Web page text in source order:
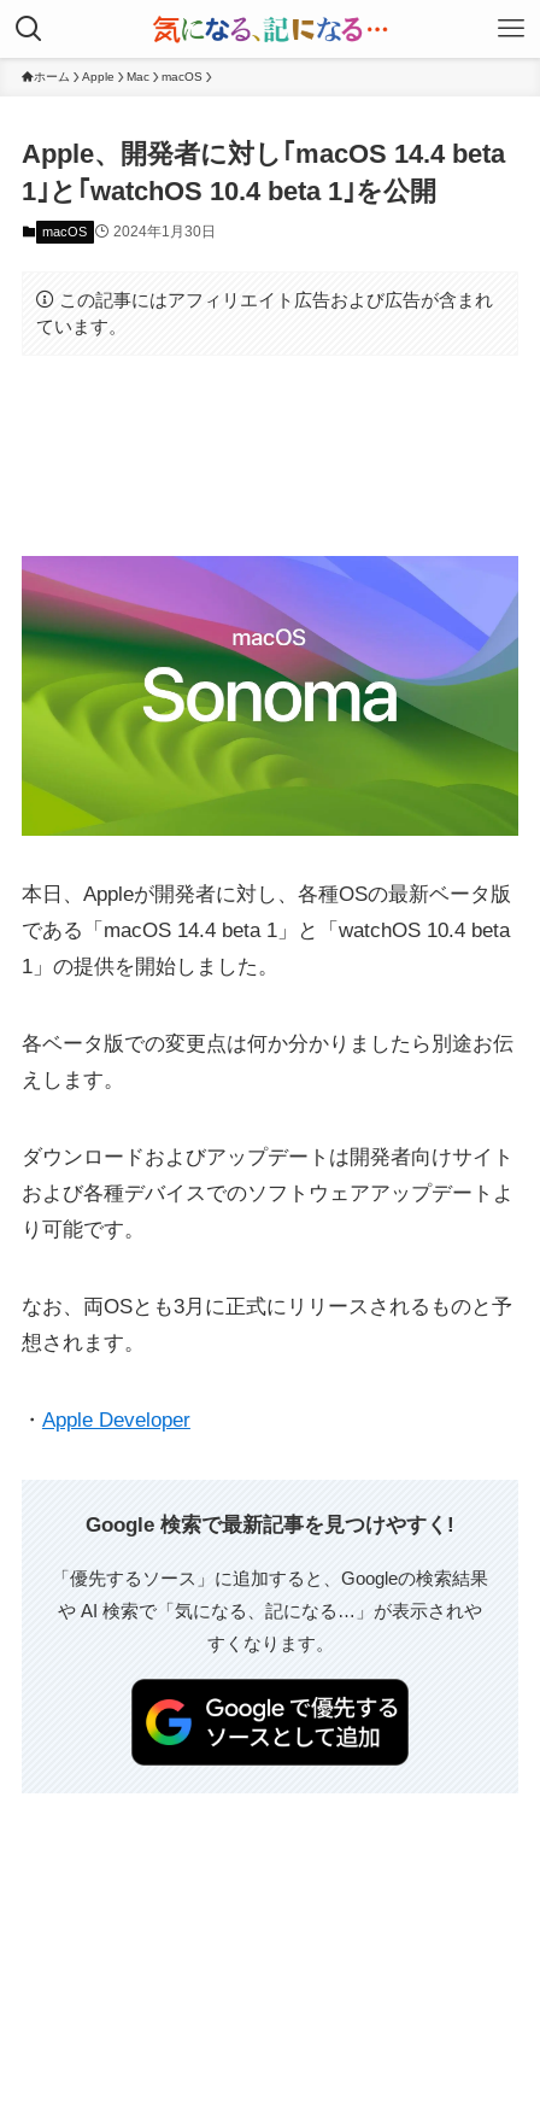
ホーム Apple Mac macOS
Apple、開発者に対し｢macOS 14.4 beta
1｣と｢watchOS 10.4 beta 1｣を公開
macOS 2024年1月30日
この記事にはアフィリエイト広告および広告が含まれ
ています。
本日、Appleが開発者に対し、各種OSの最新ベータ版
である「macOS 14.4 beta 1」と「watchOS 10.4 beta
1」の提供を開始しました。
各ベータ版での変更点は何か分かりましたら別途お伝
えします。
ダウンロードおよびアップデートは開発者向けサイト
および各種デバイスでのソフトウェアアップデートよ
り可能です。
なお、両OSとも3月に正式にリリースされるものと予
想されます。
・ Apple Developer
Google 検索で最新記事を見つけやすく!
「優先するソース」に追加すると、Googleの検索結果
や AI 検索で「気になる、記になる…」が表示されや
すくなります。